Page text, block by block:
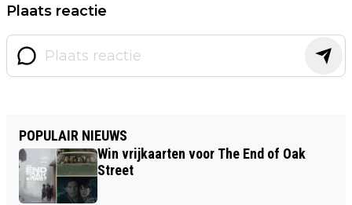
Plaats reactie
POPULAIR NIEUWS
Win vrijkaarten voor The End of Oak
Street